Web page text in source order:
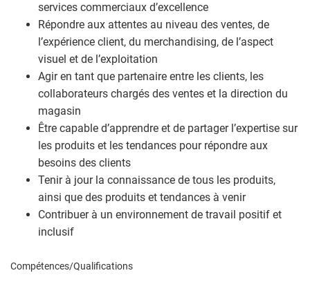
services commerciaux d’excellence
Répondre aux attentes au niveau des ventes, de
l’expérience client, du merchandising, de l’aspect
visuel et de l’exploitation
Agir en tant que partenaire entre les clients, les
collaborateurs chargés des ventes et la direction du
magasin
Être capable d’apprendre et de partager l’expertise sur
les produits et les tendances pour répondre aux
besoins des clients
Tenir à jour la connaissance de tous les produits,
ainsi que des produits et tendances à venir
Contribuer à un environnement de travail positif et
inclusif
Compétences/Qualifications